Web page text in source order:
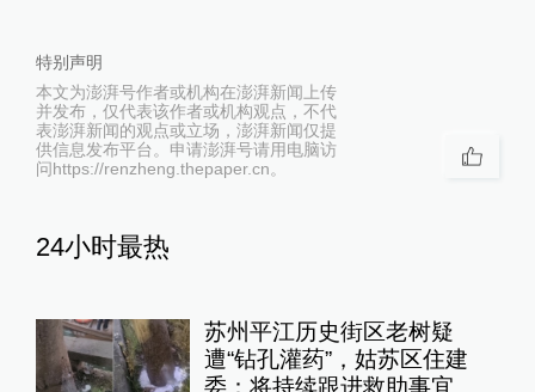
特别声明
本文为澎湃号作者或机构在澎湃新闻上传
并发布，仅代表该作者或机构观点，不代
表澎湃新闻的观点或立场，澎湃新闻仅提
供信息发布平台。申请澎湃号请用电脑访
问https://renzheng.thepaper.cn。
24小时最热
苏州平江历史街区老树疑
遭“钻孔灌药”，姑苏区住建
委：将持续跟进救助事宜